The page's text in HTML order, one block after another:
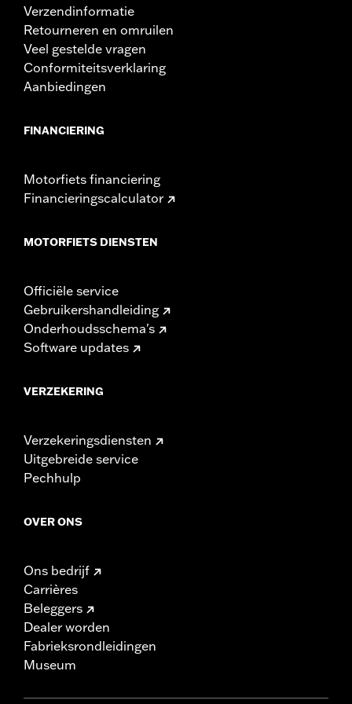
Verzendinformatie
Retourneren en omruilen
Veel gestelde vragen
Conformiteitsverklaring
Aanbiedingen
FINANCIERING
Motorfiets financiering
Financieringscalculator
MOTORFIETS DIENSTEN
Officiële service
Gebruikershandleiding
Onderhoudsschema's
Software updates
VERZEKERING
Verzekeringsdiensten
Uitgebreide service
Pechhulp
OVER ONS
Ons bedrijf
Carrières
Beleggers
Dealer worden
Fabrieksrondleidingen
Museum